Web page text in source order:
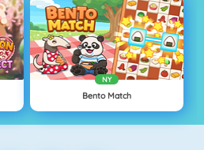
NY
Bento Match